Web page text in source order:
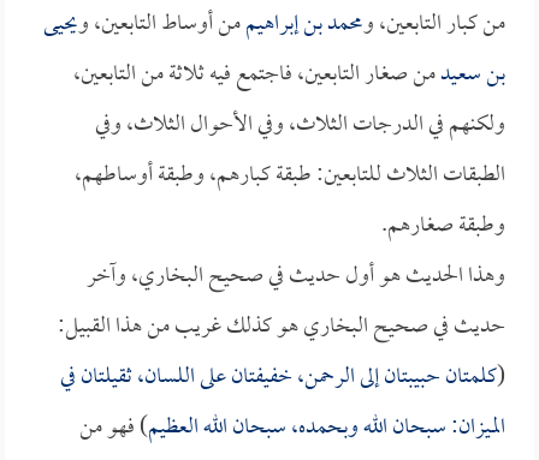
من كبار التابعين، ومحمد بن إبراهيممن أوساط التابعين، ويحيى
بن سعيدمن صغار التابعين، فاجتمع فيه ثلاثة من التابعين،
ولكنهم في الدرجات الثلاث، وفي الأحوال الثلاث، وفي
الطبقات الثلاث للتابعين: طبقة كبارهم، وطبقة أوساطهم،
وطبقة صغارهم.
وهذا الحديث هو أول حديث في صحيح البخاري، وآخر
حديث في صحيح البخاري هو كذلك غريب من هذا القبيل:
(كلمتان حبيبتان إلى الرحمن، خفيفتان على اللسان، ثقيلتان في
الميزان: سبحان الله وبحمده، سبحان الله العظيم) فهو من